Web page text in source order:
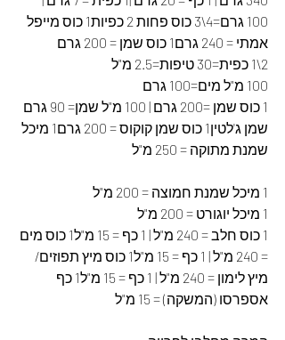
100 גרם=4\3 כוס פחות 2 כפיות1 כוס מייפל
אמתי = 240 גרם1 כוס שמן = 200 גרם
2\1 כפית=30 טיפות=2.5 מ"ל
100 מ"ל מים=100 גרם
1 כוס שמן =200 גרם | 100 מ"ל שמן= 90 גרם
שמן ג'לטין1 כוס שמן קוקוס = 200 גרם1 מיכל
שמנת מתוקה = 250 מ"ל
1 מיכל שמנת חמוצה = 200 מ"ל
1 מיכל יוגורט = 200 מ"ל
1 כוס חלב = 240 מ"ל | 1 כף = 15 מ"ל1 כוס מים
= 240 מ"ל | 1 כף = 15 מ"ל1 כוס מיץ תפוזים/
מיץ לימון = 240 מ"ל | 1 כף = 15 מ"ל1 כף
אספרסו (המשקה) = 15 מ"ל